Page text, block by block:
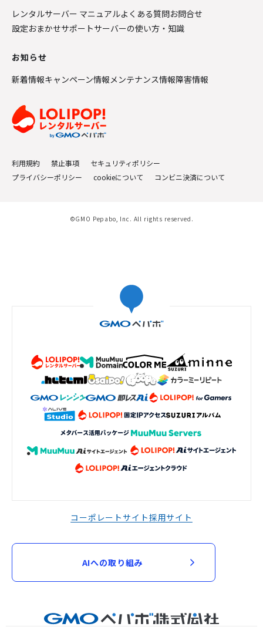
レンタルサーバー マニュアルよくある質問お問合せ
設定おまかせサポートサーバーの使い方・知識
お知らせ
新着情報キャンペーン情報メンテナンス情報障害情報
利用規約 禁止事項
セキュリティポリシー
プライバシーポリシー
cookieについて コンビニ決済について
©GMO Pepabo, Inc. All rights reserved.
コーポレートサイト採用サイト
AIへの取り組み